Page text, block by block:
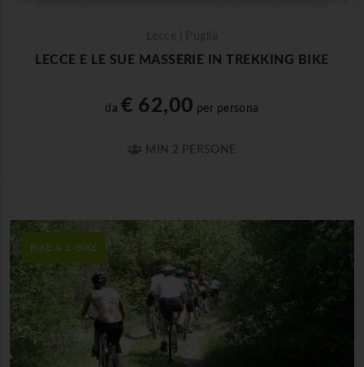
LECCE E LE SUE MASSERIE IN TREKKING BIKE
da € 62,00 per persona
MIN 2 PERSONE
BIKE & E-BIKE